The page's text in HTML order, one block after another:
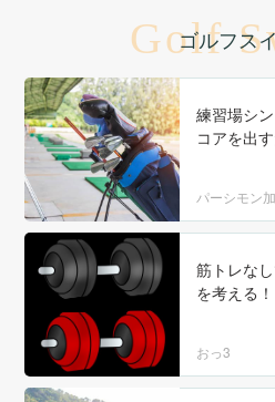
ゴルフス
Golf
練習場シ
コアを出
パーシモン
筋トレな
を考える！
おっ3